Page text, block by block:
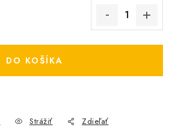
DO KOŠÍKA
Strážiť Zdieľať